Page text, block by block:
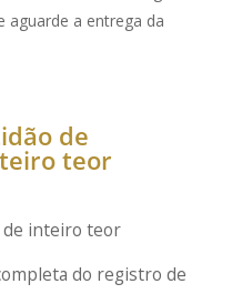
aguarde a entrega da
de
teor
de inteiro teor
do registro de